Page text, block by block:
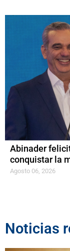
Abinader
conquistar la
Agosto 06, 2026
Noticias